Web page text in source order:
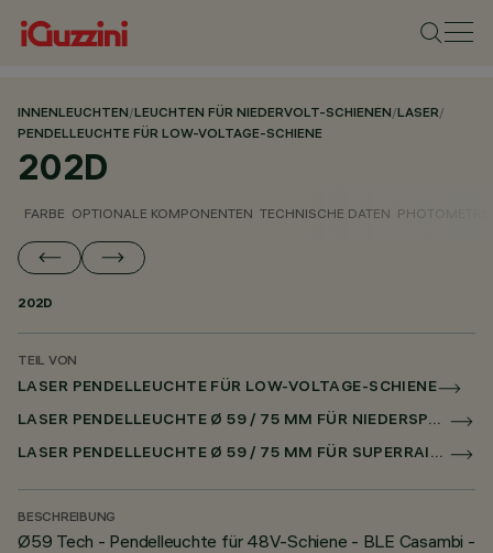
INNENLEUCHTEN/LEUCHTEN FÜR NIEDERVOLT-SCHIENEN/LASER/
PENDELLEUCHTE FÜR LOW-VOLTAGE-SCHIENE
202D
FARBE OPTIONALE KOMPONENTEN TECHNISCHE DATEN
202D
TEIL VON
LASER PENDELLEUCHTE FÜR LOW-VOLTAGE-SCHIENE
LASER PENDELLEUCHTE Ø 59 / 75 MM FÜR NIEDERSPANNUNGSSCHIENE CASAMBI
LASER PENDELLEUCHTE Ø 59 / 75 MM FÜR SUPERRAIL CASAMBI
BESCHREIBUNG
Ø59 Tech - Pendelleuchte für 48V-Schiene - BLE Casambi -